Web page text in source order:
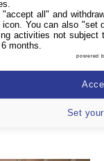
5,3%des
mêlanthistoire
le passé de
"accept all" and
icon. You can also "set
activities not subject
months.
powered
Set